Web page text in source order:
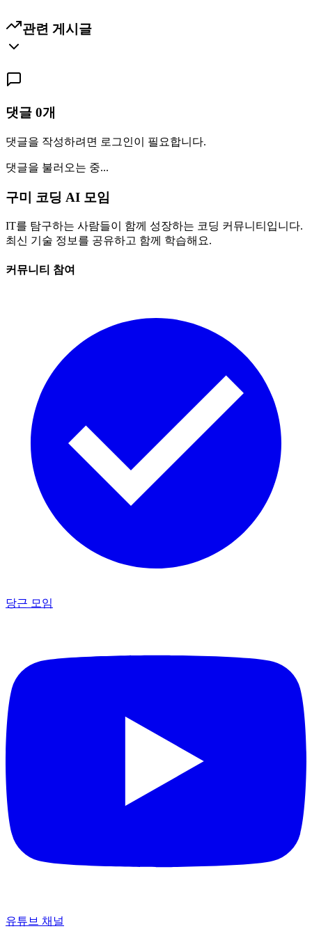
관련 게시글
댓글 0개
댓글을 작성하려면 로그인이 필요합니다.
댓글을 불러오는 중...
구미 코딩 AI 모임
IT를 탐구하는 사람들이 함께 성장하는 코딩 커뮤니티입니다.
최신 기술 정보를 공유하고 함께 학습해요.
커뮤니티 참여
당근 모임
유튜브 채널